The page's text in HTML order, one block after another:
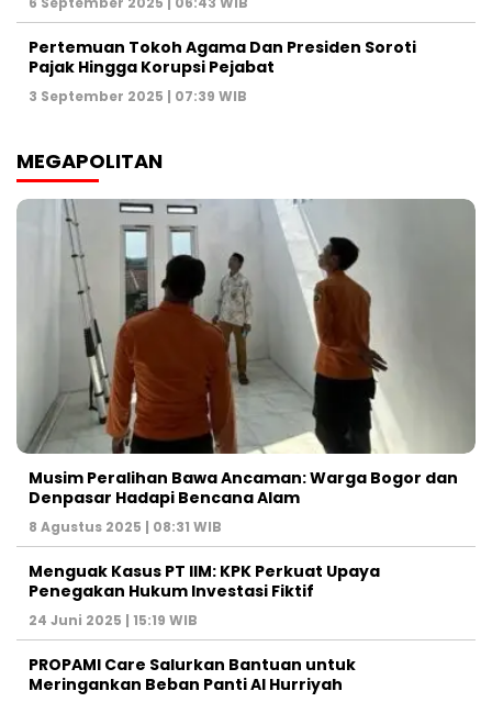
Pertemuan Tokoh Agama Dan Presiden Soroti
Pajak Hingga Korupsi Pejabat
3 September 2025 | 07:39 WIB
MEGAPOLITAN
Musim Peralihan Bawa Ancaman: Warga Bogor dan
Denpasar Hadapi Bencana Alam
8 Agustus 2025 | 08:31 WIB
Menguak Kasus PT IIM: KPK Perkuat Upaya
Penegakan Hukum Investasi Fiktif
24 Juni 2025 | 15:19 WIB
PROPAMI Care Salurkan Bantuan untuk
Meringankan Beban Panti Al Hurriyah